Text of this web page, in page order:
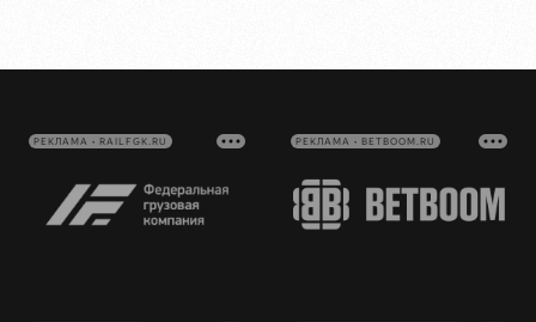
РЕКЛАМА • RAILFGK.RU РЕКЛАМА • BETBOOM.RU